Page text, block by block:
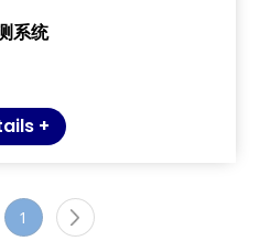
系统
+
1